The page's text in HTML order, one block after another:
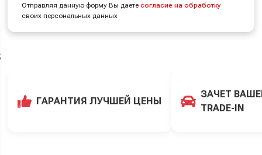
Отправляя данную форму Вы даетесогласие на обработку
своих персональных данных
;
ГАРАНТИЯ ЛУЧШЕЙ ЦЕНЫ
ЗАЧЕТ
TRADE-IN